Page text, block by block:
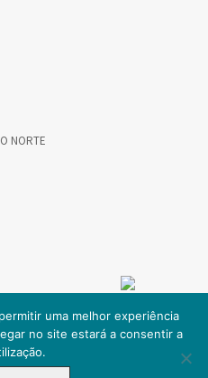
NORTE
reservados.
uma melhor experiência
no site estará a consentir a